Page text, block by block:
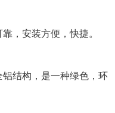
，安装方便，快捷。
结构，是一种绿色，环